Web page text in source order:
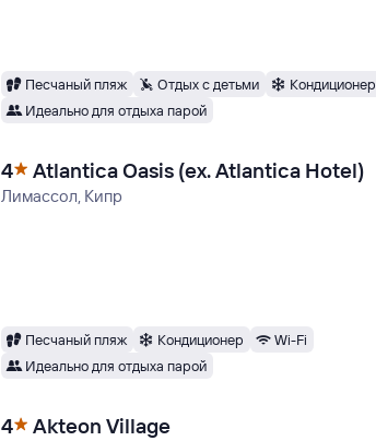
Песчаный пляж Отдых с детьми Кондиционер
Идеально для отдыха парой
4 Atlantica Oasis (ex. Atlantica Hotel)
Лимассол, Кипр
Песчаный пляж Кондиционер
Wi-Fi
Идеально для отдыха парой
4 Akteon Village